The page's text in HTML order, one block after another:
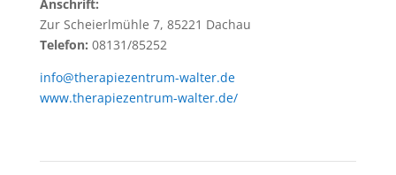
Anschrift:
Zur Scheierlmühle 7, 85221 Dachau
Telefon: 08131/85252
info@therapiezentrum-walter.de
www.therapiezentrum-walter.de/